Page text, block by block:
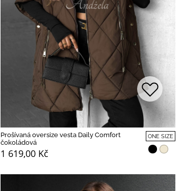
Prošívaná oversize vesta Daily Comfort
čokoládová
1 619,00 Kč
ONE SIZE